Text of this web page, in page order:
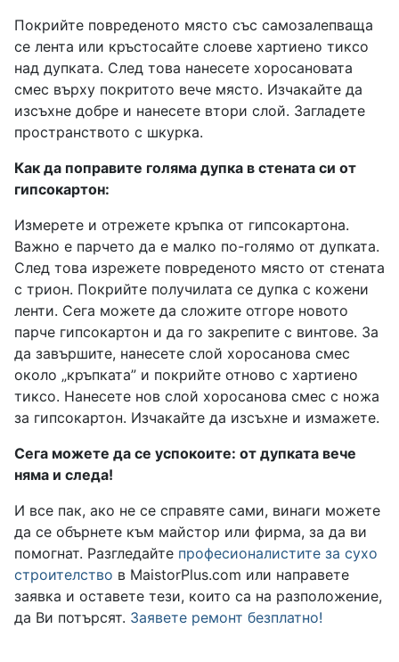
Покрийте повреденото място със самозалепваща
се лента или кръстосайте слоеве хартиено тиксо
над дупката. След това нанесете хоросановата
смес върху покритото вече място. Изчакайте да
изсъхне добре и нанесете втори слой. Загладете
пространството с шкурка.
Как да поправите голяма дупка в стената си от
гипсокартон:
Измерете и отрежете кръпка от гипсокартона.
Важно е парчето да е малко по-голямо от дупката.
След това изрежете повреденото място от стената
с трион. Покрийте получилата се дупка с кожени
ленти. Сега можете да сложите отгоре новото
парче гипсокартон и да го закрепите с винтове. За
да завършите, нанесете слой хоросанова смес
около „кръпката” и покрийте отново с хартиено
тиксо. Нанесете нов слой хоросанова смес с ножа
за гипсокартон. Изчакайте да изсъхне и измажете.
Сега можете да се успокоите: от дупката вече
няма и следа!
И все пак, ако не се справяте сами, винаги можете
да се обърнете към майстор или фирма, за да ви
помогнат. Разгледайте професионалистите за сухо
строителство в MaistorPlus.com или направете
заявка и оставете тези, които са на разположение,
да Ви потърсят. Заявете ремонт безплатно!